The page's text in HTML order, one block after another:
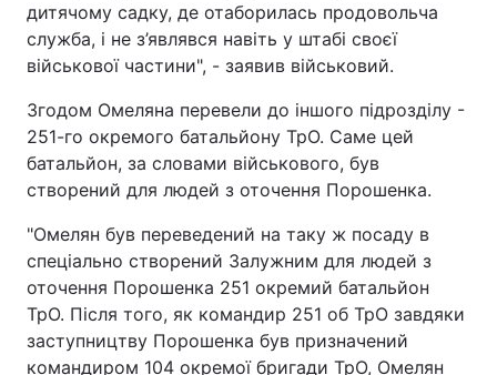
дитячому садку, де отаборилась продовольча
служба, і не з’являвся навіть у штабі своєї
військової частини", - заявив військовий.
Згодом Омеляна перевели до іншого підрозділу -
251-го окремого батальйону ТрО. Саме цей
батальйон, за словами військового, був
створений для людей з оточення Порошенка.
"Омелян був переведений на таку ж посаду в
спеціально створений Залужним для людей з
оточення Порошенка 251 окремий батальйон
ТрО. Після того, як командир 251 об ТрО завдяки
заступництву Порошенка був призначений
командиром 104 окремої бригади ТрО, Омелян